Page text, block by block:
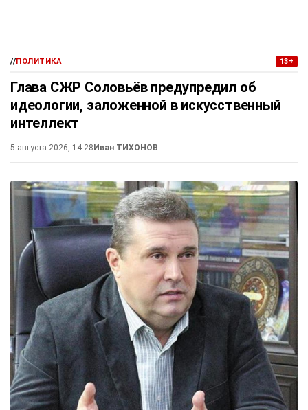
//ПОЛИТИКА 13+
Глава СЖР Соловьёв предупредил об
идеологии, заложенной в искусственный
интеллект
5 августа 2026, 14:28 Иван ТИХОНОВ